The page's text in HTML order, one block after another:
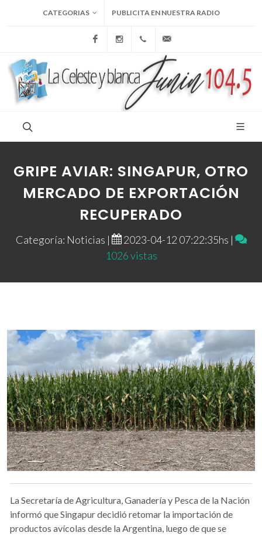
CATEGORIAS PUBLICITA EN NUESTRA RADIO
FacebookInstagram+54 9 236 465-4833
GRIPE AVIAR: SINGAPUR, OTRO
MERCADO DE EXPORTACIÓN
RECUPERADO
Categoría: Noticias |
2023-04-12 07:22:35hs |
1026 vistas
La Secretaría de Agricultura, Ganadería y Pesca de la Nación
informó que Singapur decidió retomar la importación de
productos avícolas desde la Argentina, luego de que se